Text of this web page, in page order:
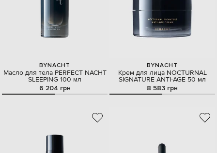
BYNACHT
Масло для тела PERFECT NACHT
SLEEPING 100 мл
6 204 грн
BYNACHT
Крем для лица NOCTURNAL
SIGNATURE ANTI-AGE 50 мл
8 583 грн